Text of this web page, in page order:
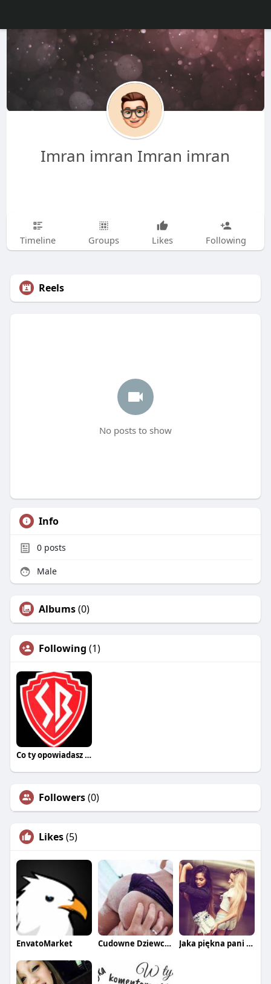
Imran imran Imran imran
Timeline Groups Likes Following
Reels
No posts to show
Info
0posts
Male
Albums(0)
Following (1)
Co ty opowiadasz za historiee
Followers(0)
Likes(5)
EnvatoMarket Cudowne Dziewczyny Jaka piękna pani z tej łani